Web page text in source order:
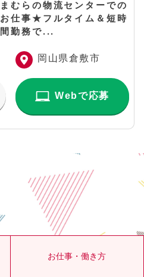
まむらの物流センターでの
お仕事★フルタイム＆短時
間勤務で...
岡山県倉敷市
Webで応募
お仕事・働き方